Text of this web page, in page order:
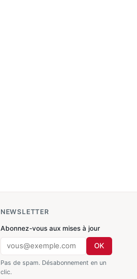
NEWSLETTER
Abonnez-vous aux mises à jour
OK
Pas de spam. Désabonnement en un
clic.